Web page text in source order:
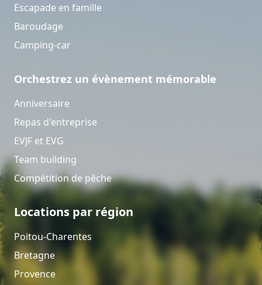
Escapade en famille
Baroudage
Camping-car
Orchestrez un évènement mémorable
Anniversaire
Repas d'entreprise
EVJF et EVG
Team building
Compétition de pêche
Locations par région
Poitou-Charentes
Bretagne
Provence